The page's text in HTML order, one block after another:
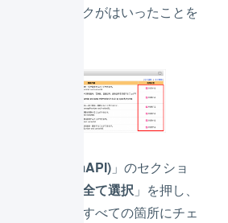
の箇所にチェックがはいったことを
商品API (ItemAPI) 」のセクショ
全て選択 」を押し、
」のすべての箇所にチェ